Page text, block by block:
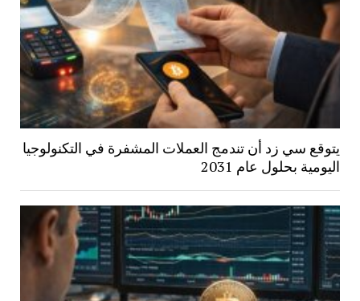
يتوقع سي زد أن تندمج العملات المشفرة في التكنولوجيا
اليومية بحلول عام 2031